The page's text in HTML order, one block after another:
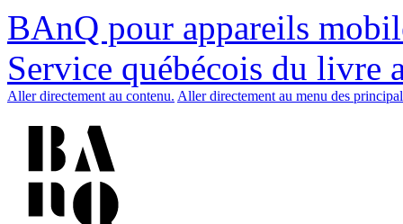
BAnQ pour appareils
Service québécois du livre
Aller directement au contenu. Aller directement au menu des